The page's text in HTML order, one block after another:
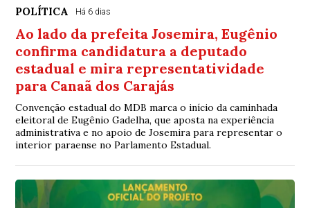
POLÍTICA Há 6 dias
Ao lado da prefeita Josemira, Eugênio
confirma candidatura a deputado
estadual e mira representatividade
para Canaã dos Carajás
Convenção estadual do MDB marca o início da caminhada
eleitoral de Eugênio Gadelha, que aposta na experiência
administrativa e no apoio de Josemira para representar o
interior paraense no Parlamento Estadual.